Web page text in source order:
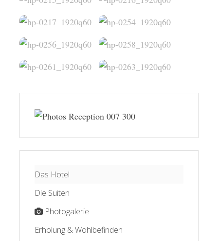
Das Hotel
Die Suiten
Photogalerie
Erholung & Wohlbefinden